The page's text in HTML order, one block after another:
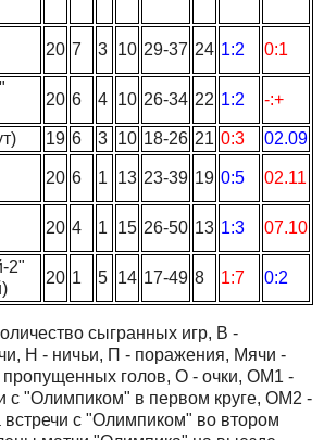
20 7 3 10 29-37 24 1:2 0:1
20 6 4 10 26-34 22 1:2 -:+
19 6 3 10 18-26 21 0:3 02.09
20 6 1 13 23-39 19 0:5 02.11
20 4 1 15 26-50 13 1:3 07.10
2"
20 1 5 14 17-49 8 1:7 0:2
сыгранных игр, В -
Н - ничьи, П - поражения, Мячи -
пропущенных голов, О - очки, ОМ1 -
с "Олимпиком" в первом круге, ОМ2 -
встречи с "Олимпиком" во втором